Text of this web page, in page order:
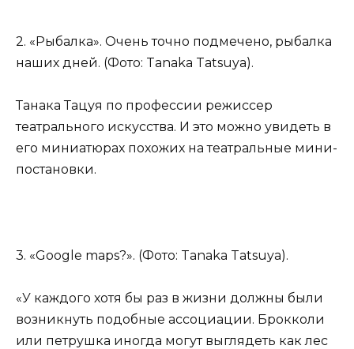
2. «Рыбалка». Очень точно подмечено, рыбалка
наших дней. (Фото: Tanaka Tatsuya).
Танака Тацуя по профессии режиссер
театрального искусства. И это можно увидеть в
его миниатюрах похожих на театральные мини-
постановки.
3. «Google maps?». (Фото: Tanaka Tatsuya).
«У каждого хотя бы раз в жизни должны были
возникнуть подобные ассоциации. Брокколи
или петрушка иногда могут выглядеть как лес